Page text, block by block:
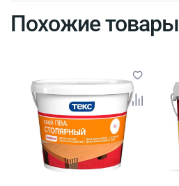
Похожие товары